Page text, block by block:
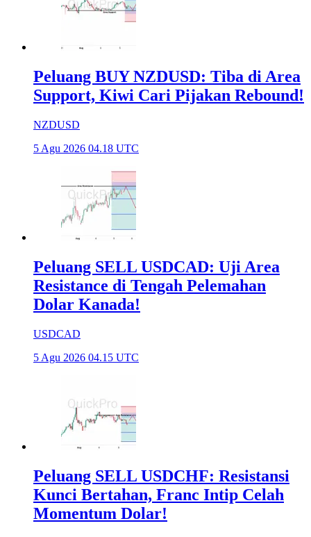
Peluang BUY NZDUSD: Tiba di Area
Support, Kiwi Cari Pijakan Rebound!
NZDUSD
5 Agu 2026 04.18 UTC
Peluang SELL USDCAD: Uji Area
Resistance di Tengah Pelemahan
Dolar Kanada!
USDCAD
5 Agu 2026 04.15 UTC
Peluang SELL USDCHF: Resistansi
Kunci Bertahan, Franc Intip Celah
Momentum Dolar!